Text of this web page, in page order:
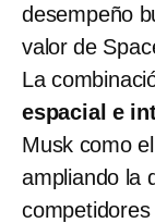
desempeño
valor de
La
espacial e
Musk como
ampliando la
competidores